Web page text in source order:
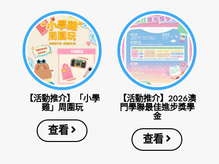
【活動推介】「小學
雞」周圍玩
查看
【活動推介】2026澳
門學聯最佳進步獎學
金
查看